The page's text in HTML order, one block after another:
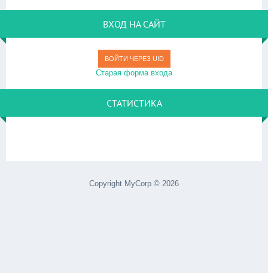
ВХОД НА САЙТ
ВОЙТИ ЧЕРЕЗ UID
Старая форма входа
СТАТИСТИКА
Copyright MyCorp © 2026